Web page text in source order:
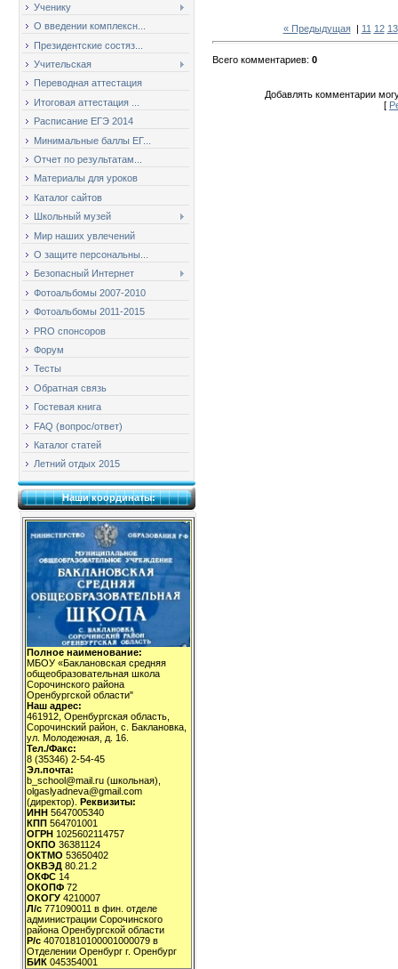
Ученику
О введении комплексн...
Президентские состяз...
Учительская
Переводная аттестация
Итоговая аттестация ...
Расписание ЕГЭ 2014
Минимальные баллы ЕГ...
Отчет по результатам...
Материалы для уроков
Каталог сайтов
Школьный музей
Мир наших увлечений
О защите персональны...
Безопасный Интернет
Фотоальбомы 2007-2010
Фотоальбомы 2011-2015
PRO спонсоров
Форум
Тесты
Обратная связь
Гостевая книга
FAQ (вопрос/ответ)
Каталог статей
Летний отдых 2015
Наши координаты:
Полное наименование:
МБОУ «Баклановская средняя
общеобразовательная школа
Сорочинского района
Оренбургской области"
Наш адрес:
461912, Оренбургская область,
Сорочинский район, с. Баклановка,
ул. Молодежная, д. 16.
Тел./Факс:
8 (35346) 2-54-45
Эл.почта:
b_school@mail.ru (школьная),
olgaslyadneva@gmail.com
(директор). Реквизиты:
ИНН 5647005340
КПП 564701001
ОГРН 1025602114757
ОКПО 36381124
ОКТМО 53650402
ОКВЭД 80.21.2
ОКФС 14
ОКОПФ 72
ОКОГУ 4210007
Л/с 771090011 в фин. отделе
администрации Сорочинского
района Оренбургской области
Р/с 40701810100001000079 в
Отделении Оренбург г. Оренбург
БИК 045354001
« Предыдущая| 11 12 13
Всего комментариев: 0
Добавлять комментарии
[